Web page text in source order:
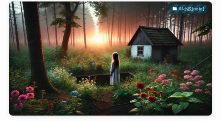
AI小説(note)